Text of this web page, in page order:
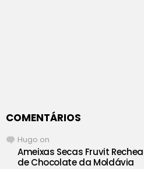
COMENTÁRIOS
Hugo on
Ameixas Secas Fruvit
de Chocolate da Moldávia